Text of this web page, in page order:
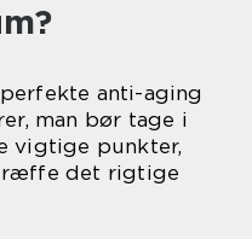
anti-aging
man bør tage i
vigtige punkter,
det rigtige